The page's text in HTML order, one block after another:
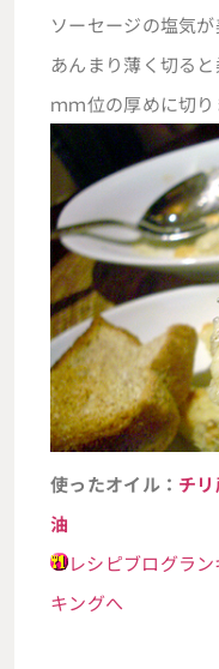
ソーセージの塩気が
あんまり薄く切る
ｍｍ位の厚めに切り
使ったオイル： チ
油
レシピブログラ
キングへ